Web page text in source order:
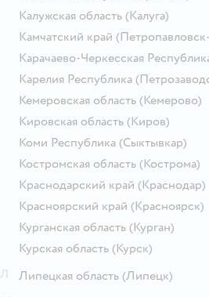
Калужская область (Калуга)
Камчатский край
Карачаево-Черкесская
Карелия Республика
Кемеровская область (Кемерово)
Кировская область (Киров)
Коми Республика (Сыктывкар)
Костромская область (Кострома)
Краснодарский край (Краснодар)
Красноярский край (Красноярск)
Курганская область (Курган)
Курская область (Курск)
Липецкая область (Липецк)